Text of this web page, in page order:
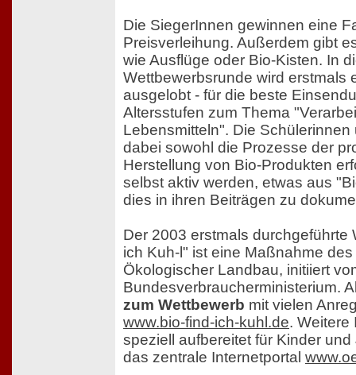
Die SiegerInnen gewinnen eine
Preisverleihung. Außerdem gibt
wie Ausflüge oder Bio-Kisten. In
Wettbewerbsrunde wird erstmals
ausgelobt - für die beste
Altersstufen zum Thema
Lebensmitteln". Die
dabei sowohl die Prozesse der
Herstellung von Bio-Produkten
selbst aktiv werden, etwas aus
dies in ihren Beiträgen zu
Der 2003 erstmals durchgeführte
ich Kuh-l" ist eine Maßnahme
Ökologischer Landbau, initiiert
Bundesverbraucherministerium.
zum Wettbewerb mit vielen
www.bio-find-ich-kuhl.de. Weitere
speziell aufbereitet für Kinder
das zentrale Internetportal